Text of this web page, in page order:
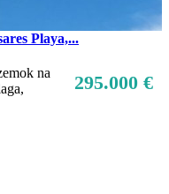
Playa,...
295.000 €
na